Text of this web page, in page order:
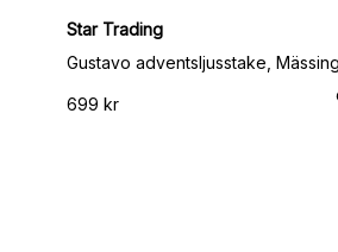
Star Trading
Gustavo adventsljusstake, Mässing
699 kr